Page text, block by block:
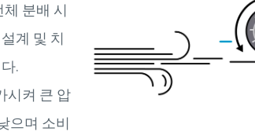
분배 시
계 및 치
.
시켜 큰 압
으며 소비